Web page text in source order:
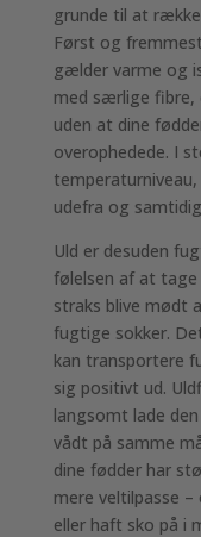
grunde til at
Først og
gælder varme og
med særlige fibre,
uden at dine
overophedede. I
udefra og
Uld er desuden
følelsen af at
straks blive mødt
fugtige sokker.
kan transportere
sig positivt ud.
langsomt lade
vådt på samme
dine fødder har
mere veltilpasse
eller haft sko på i